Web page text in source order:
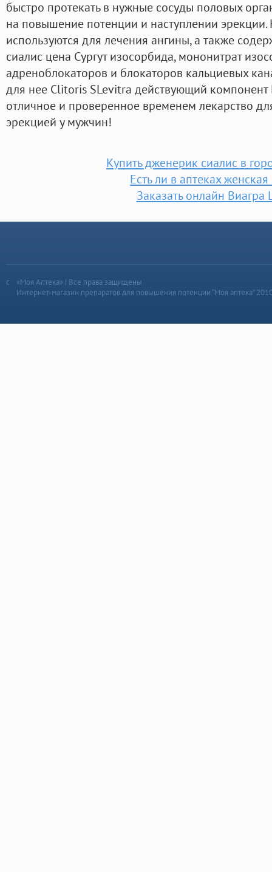
быстро протекать в нужные сосуды половых
на повышение потенции и наступлении
используются для лечения ангины, а также
сиалис цена Сургут изосорбида, мононитрат
адреноблокаторов и блокаторов кальциевых
для нее Clitoris SLevitra действующий
отличное и проверенное временем лекарство
эрекцией у мужчин!
Купить дженерик сиалис в
Есть ли в аптеках женская
Заказать онлайн Виагра
«Моя Аптека» | Все права защищены
Интернет-магазин препаратов для повышения потенции “Моя аптека”